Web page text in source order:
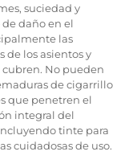
suciedad y
daño en el
las
de los asientos y
No pueden
de cigarrillo
que penetren el
integral del
tinte para
cuidadosas de uso.